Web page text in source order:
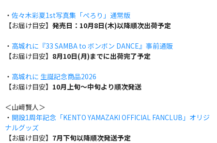
・ 佐々木彩夏1st写真集「ぺろり」通常版
【お届け目安】 発売日：10月8日(木)以降順次出荷予定
・ 高城れに『33 SAMBA to ボンボン DANCE』事前通販
【お届け目安】 8月10日(月)までに出荷完了予定
・ 高城れに 生誕記念商品2026
【お届け目安】 10月上旬～中旬より順次発送
＜山﨑賢人＞
・ 開設1周年記念「KENTO YAMAZAKI OFFICIAL FANCLUB」オリジ
ナルグッズ
【お届け目安】 7月下旬以降順次発送予定